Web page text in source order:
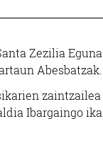
Zezilia
Abesbatzak.
Ibargaingo